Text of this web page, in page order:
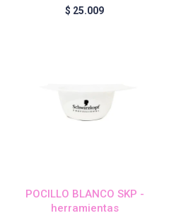
$ 25.009
POCILLO BLANCO SKP -
herramientas